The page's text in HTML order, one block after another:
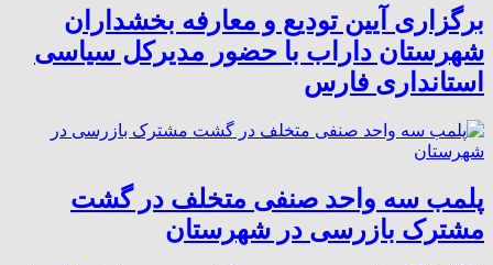
برگزاری آیین تودیع و معارفه بخشداران
شهرستان داراب با حضور مدیرکل سیاسی
استانداری فارس
پلمب سه واحد صنفی متخلف در گشت
مشترک بازرسی در شهرستان